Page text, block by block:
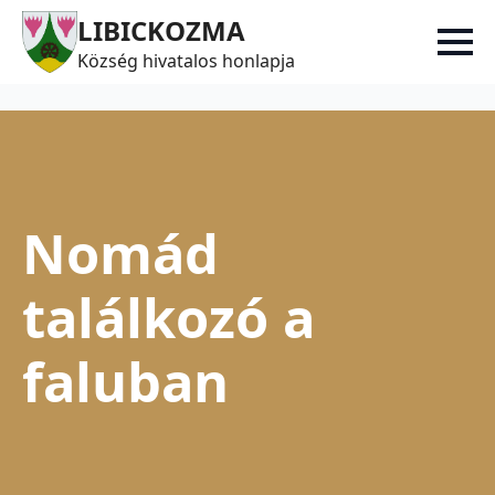
LIBICKOZMA
Község hivatalos honlapja
Nomád
találkozó a
faluban